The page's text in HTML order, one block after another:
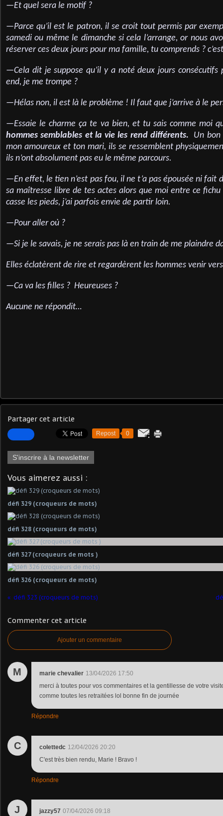
—Et quel sera le motif ?
—Parce qu’il est le patron, il se croit tout permis par
samedi ou même le dimanche si cela l’arrange, or nous
réserver ces deux jours pour ma famille, tu comprends ?
—Cela dit je suppose qu’il y a noté deux jours consécutifs
end, je me trompe ?
—Hélas non, il est là le problème ! Il faut que j’arrive à le
—Essaie le charme ça te va bien, et tu sais comme moi
hommes semblables et la vie les rend différents.
Un bon
mon amoureux et ton mari, ils se ressemblent
ils n’ont absolument pas eu le même parcours.
—En effet, le tien n’est pas fou, il ne t’a pas épousée ni fait
sa maîtresse libre de tes actes alors que moi entre ce
casse les pieds, j’ai parfois envie de partir loin.
—Pour aller où ?
—Si je le savais, je ne serais pas là en train de me plaindre
Elles éclatèrent de rire et regardèrent les hommes venir
—Ca va les filles ? Heureuses ?
Aucune ne répondit…
Partager cet article
Repost 0
S'inscrire à la newsletter
Vous aimerez aussi :
défi 329 (croqueurs de mots)
défi 328 (croqueurs de mots)
défi 327 (croqueurs de mots )
défi 326 (croqueurs de mots)
défi 323 (croqueurs de mots)
Commenter cet article
Ajouter un commentaire
M marie chevalier 13/04/2026 17:50
merci à toutes pour vos commentaires et la gentillesse de votre
comme toutes les retraitées lol bonne fin de journée
Répondre
C colettedc 12/04/2026 20:20
C'est très bien rendu, Marie ! Bravo !
Répondre
J jazzy57 07/04/2026 09:18